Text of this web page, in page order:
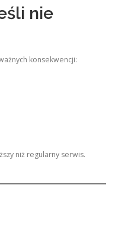
nie
konsekwencji:
niż regularny serwis.